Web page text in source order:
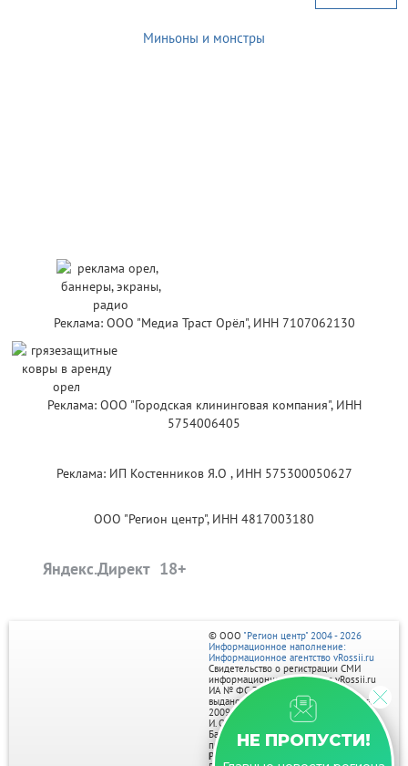
Миньоны и монстры
Реклама: ООО "Медиа Траст Орёл", ИНН 7107062130
Реклама: ООО "Городская клининговая компания", ИНН
5754006405
Реклама: ИП Костенников Я.О , ИНН 575300050627
ООО "Регион центр", ИНН 4817003180
Яндекс.Директ
НЕ ПРОПУСТИ!
© ООО "Регион центр" 2004 - 2026
Информационное наполнение:
Информационное агентство vRossii.ru
Свидетельство о регистрации СМИ
информационного агентства vRossii.ru
ИА № ФС 77‑35502
выдано РОСКОМНАДЗОРом 04 марта
2009г.
И. О. Главного редактора Нарыков А. Н.
Баннеры на портале размещаются на
правах рекламы.
Реклама на портале: